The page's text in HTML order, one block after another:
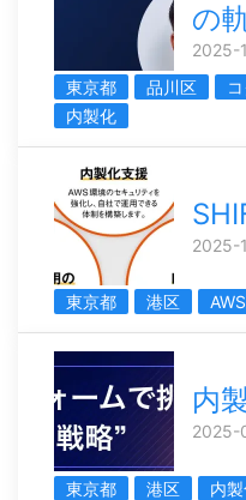
の
2025-
東京都
品川区
内製化
2025-
東京都 港区 AWS
内
2025-
東京都 港区 内